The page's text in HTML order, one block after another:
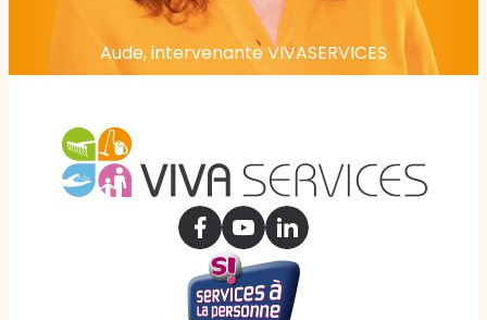
Aude, intervenante VIVASERVICES